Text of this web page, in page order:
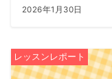
2026年1月30日
レッスンレポート